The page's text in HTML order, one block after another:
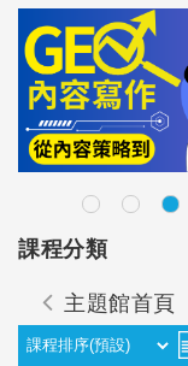
課程分類
主題館首頁